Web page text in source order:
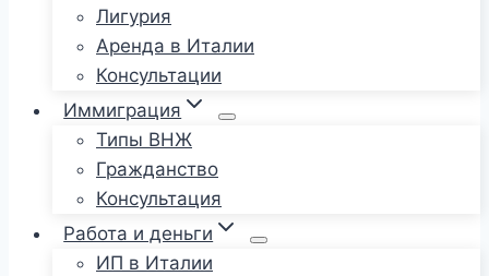
Лигурия
Аренда в Италии
Консультации
Иммиграция
Типы ВНЖ
Гражданство
Консультация
Работа и деньги
ИП в Италии